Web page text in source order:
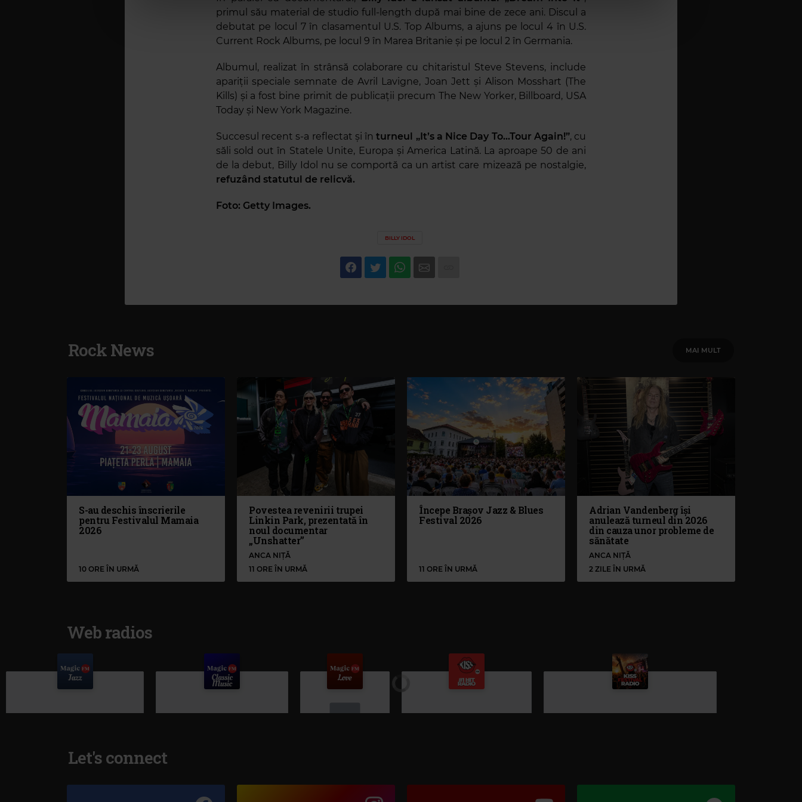
primul său material de studio full-length după mai bine de zece ani. Discul a
debutat pe locul 7 în clasamentul U.S. Top Albums, a ajuns pe locul 4 în U.S.
Current Rock Albums, pe locul 9 în Marea Britanie și pe locul 2 în Germania.
Albumul, realizat în strânsă colaborare cu chitaristul Steve Stevens, include
apariții speciale semnate de Avril Lavigne, Joan Jett și Alison Mosshart (The
Kills) și a fost bine primit de publicații precum The New Yorker, Billboard, USA
Today și New York Magazine.
Succesul recent s-a reflectat și în turneul „It’s a Nice Day To…Tour Again!”, cu
săli sold out în Statele Unite, Europa și America Latină. La aproape 50 de ani
de la debut, Billy Idol nu se comportă ca un artist care mizează pe nostalgie,
refuzând statutul de relicvă.
Foto: Getty Images.
BILLY IDOL
Rock News MAI MULT
S-au deschis înscrierile
pentru Festivalul Mamaia
2026
10 ORE ÎN URMĂ
Povestea revenirii trupei
Linkin Park, prezentată în
noul documentar
„Unshatter”
ANCA NIȚĂ
11 ORE ÎN URMĂ
Începe Brașov Jazz & Blues
Festival 2026
11 ORE ÎN URMĂ
Adrian Vandenberg își
anulează turneul din 2026
din cauza unor probleme de
sănătate
ANCA NIȚĂ
2 ZILE ÎN URMĂ
Web radios
MAGIC LOVE
Let's connect